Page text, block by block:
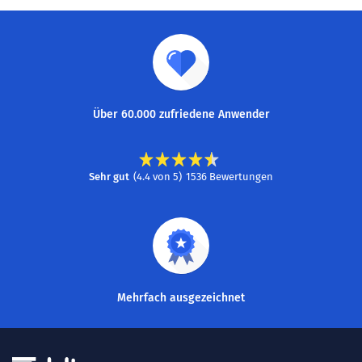
Über 60.000 zufriedene Anwender
Sehr gut (4.4 von 5) 1536 Bewertungen
Mehrfach ausgezeichnet